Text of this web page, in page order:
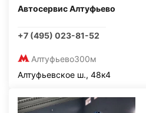
Автосервис Алтуфьево
+7 (495) 023-81-52
Алтуфьево300м
Алтуфьевское ш., 48к4